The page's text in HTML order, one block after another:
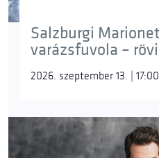
Salzburgi
varázsfuvola –
2026. szeptember 13. | 17:00